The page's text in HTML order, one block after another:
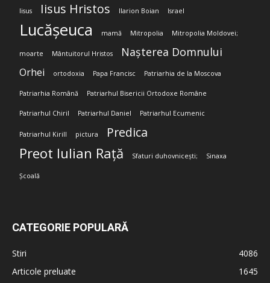
Iisus Iisus Hristos Ilarion Boian Israel
Lucășeuca mamă Mitropolia Mitropolia Moldovei;
moarte Mântuitorul Hristos Nașterea Domnului
Orhei ortodoxia Papa Francisc Patriarhia de la Moscova
Patriarhia Română Patriarhul Bisericii Ortodoxe Române
Patriarhul Chiril Patriarhul Daniel Patriarhul Ecumenic
Patriarhul Kirill pictura Predica
Preot Iulian Rață Sfaturi duhovnicești; Sinaxa
Școală
CATEGORIE POPULARĂ
Stiri
4086
Articole preluate
1645